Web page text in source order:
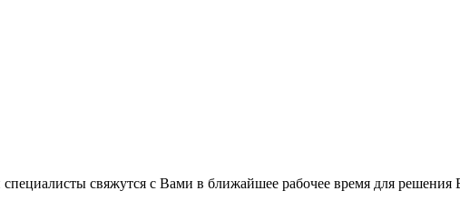
свяжутся с Вами в ближайшее рабочее время для решения